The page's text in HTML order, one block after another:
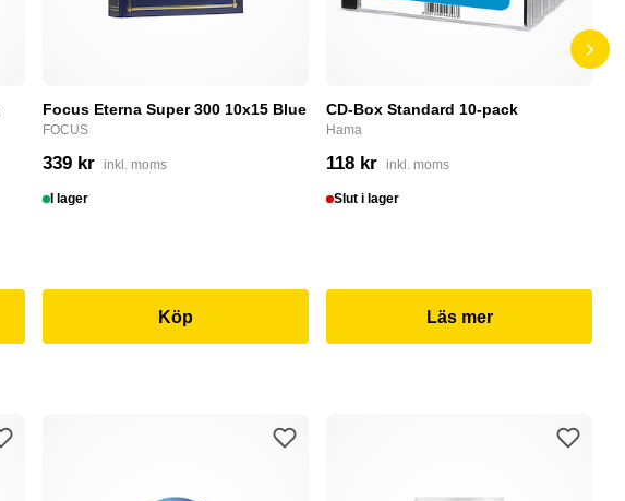
Focus Eterna Super 300 10x15 Blue
FOCUS
339 kr inkl. moms
I lager
Köp
CD-Box Standard 10-pack
Hama
118 kr inkl. moms
Slut i lager
Läs mer